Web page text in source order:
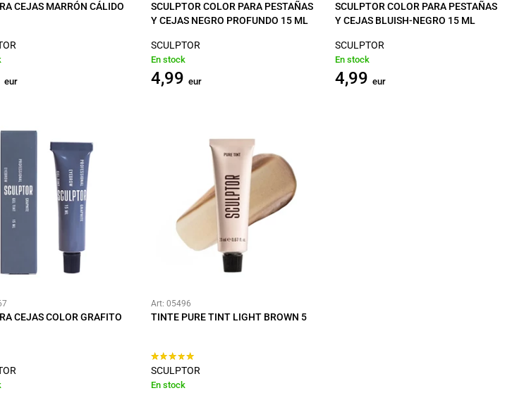
CEJAS MARRÓN CÁLIDO
eur
SCULPTOR COLOR PARA PESTAÑAS
Y CEJAS NEGRO PROFUNDO 15 ML
SCULPTOR
En stock
4,99 eur
SCULPTOR COLOR PARA PESTAÑAS
Y CEJAS BLUISH-NEGRO 15 ML
SCULPTOR
En stock
4,99 eur
CEJAS COLOR GRAFITO
Art: 05496
TINTE PURE TINT LIGHT BROWN 5
SCULPTOR
En stock